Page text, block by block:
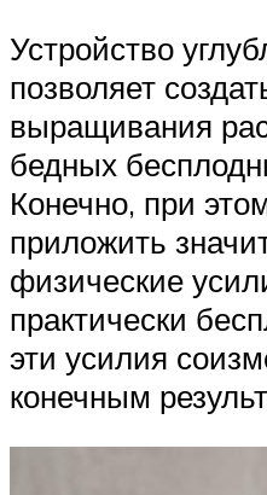
Устройство
позволяет
выращивания
бедных
Конечно, при
приложить
физические
практически
эти усилия
конечным